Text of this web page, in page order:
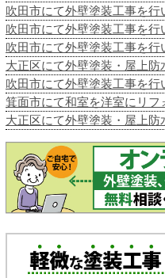
吹田市にて外壁塗装工事を行
吹田市にて外壁塗装工事を行
吹田市にて外壁塗装工事を行
大正区にて外壁塗装・屋上防
吹田市にて外壁塗装工事を行
箕面市にて和室を洋室にリフ
大正区にて外壁塗装・屋上防